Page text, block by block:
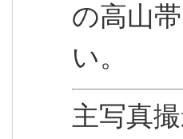
の高山
い。
主写真